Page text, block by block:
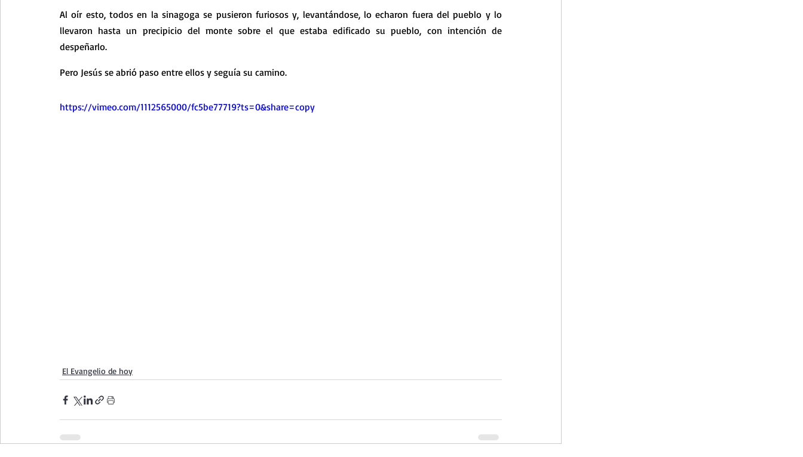
Al oír esto, todos en la sinagoga se pusieron furiosos y, levantándose, lo echaron fuera del pueblo y lo
llevaron hasta un precipicio del monte sobre el que estaba edificado su pueblo, con intención de
despeñarlo.
Pero Jesús se abrió paso entre ellos y seguía su camino.
https://vimeo.com/1112565000/fc5be77719?ts=0&share=copy
El Evangelio de hoy